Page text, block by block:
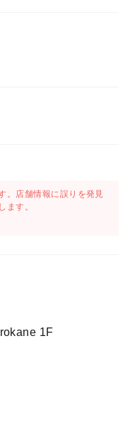
。店舗情報に誤りを発見
ます。
1F